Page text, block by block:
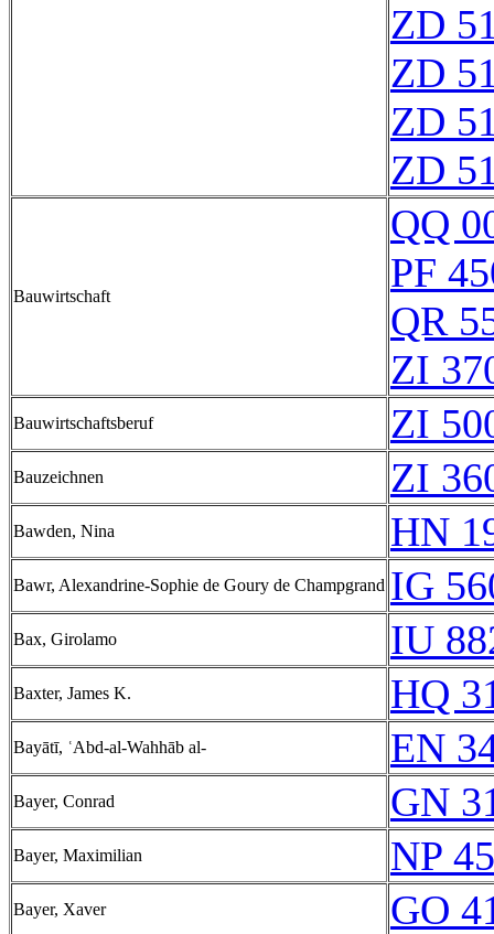
ZD
ZD
ZD
ZD
Bauwirtschaft
QQ
PF
QR
ZI
Bauwirtschaftsberuf ZI
Bauzeichnen ZI
Bawden, Nina HN
Bawr, Alexandrine-Sophie de Goury de Champgrand IG
Bax, Girolamo IU
Baxter, James K. HQ
Bayātī, ʿAbd-al-Wahhāb al- EN
Bayer, Conrad GN
Bayer, Maximilian NP
Bayer, Xaver GO